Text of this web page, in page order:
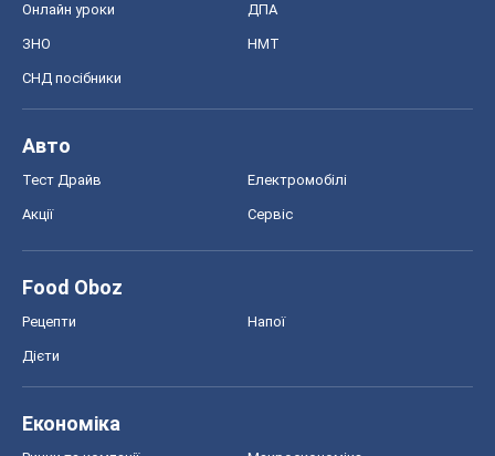
Онлайн уроки ДПА
ЗНО НМТ
СНД посібники
Авто
Тест Драйв Електромобілі
Акції Сервіс
Food Oboz
Рецепти Напої
Дієти
Економіка